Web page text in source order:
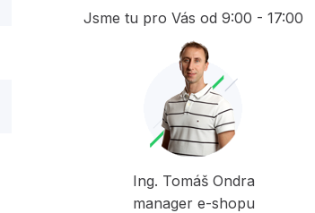
Jsme tu pro Vás od 9:00 - 17:00
Ing. Tomáš Ondra
manager e-shopu